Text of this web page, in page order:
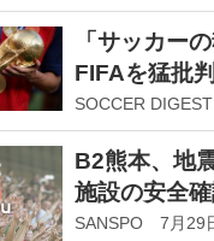
「サッカー
FIFAを猛批
ことは許さ
SOCCER
B2熊本、地
施設の安全
SANSPO 7月29